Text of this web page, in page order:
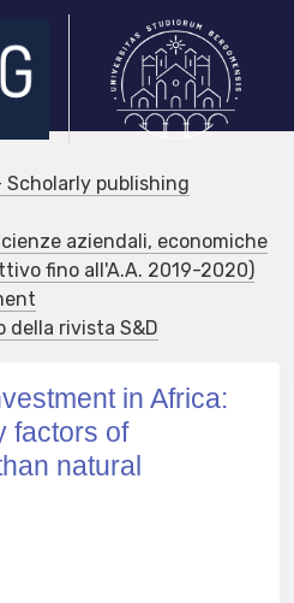
publishing
aziendali, economiche
fino all'A.A. 2019-2020)
della rivista S&D
in Africa:
factors of
natural